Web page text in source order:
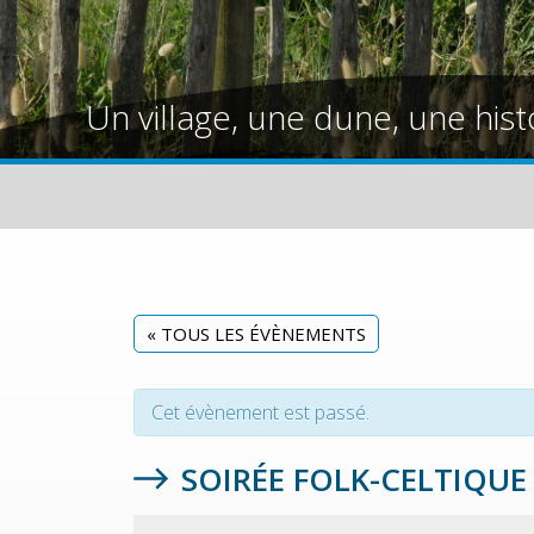
Un village, une dune, une
« TOUS LES ÉVÈNEMENTS
Cet évènement est passé.
SOIRÉE FOLK-CELTIQUE